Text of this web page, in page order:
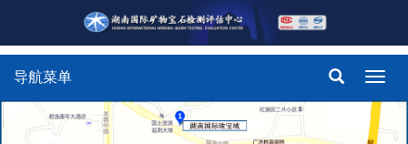
导航菜单